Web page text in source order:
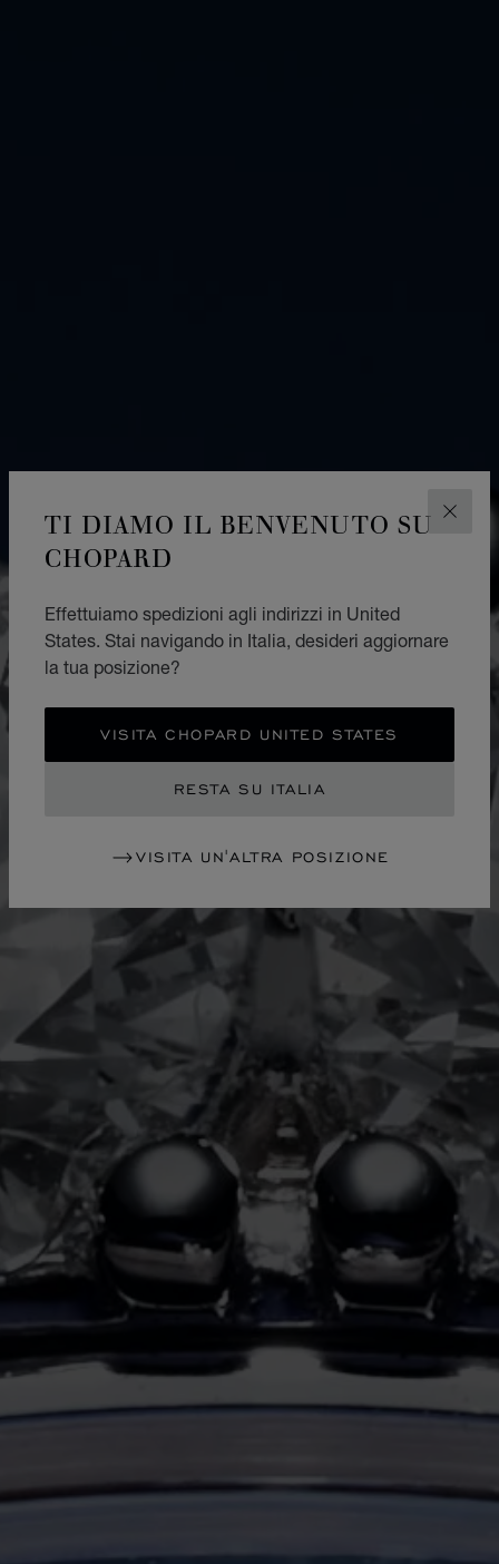
TI DIAMO IL BENVENUTO SU
CHOPARD
Effettuiamo spedizioni agli indirizzi in United
States. Stai navigando in Italia, desideri aggiornare
la tua posizione?
VISITA CHOPARD UNITED STATES
RESTA SU ITALIA
VISITA UN'ALTRA POSIZIONE